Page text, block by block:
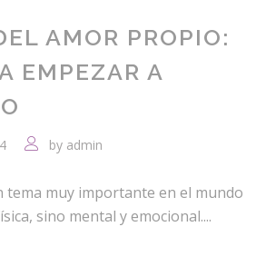
AMOR PROPIO:
EMPEZAR A
by admin
tema muy importante en el mundo
sino mental y emocional....